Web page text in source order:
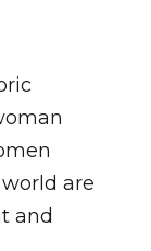
are
and